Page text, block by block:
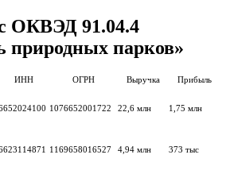
ОКВЭД 91.04.4
природных парков»
ИНН ОГРН Выручка Прибыль
1076652001722 22,6 млн 1,75 млн
1169658016527 4,94 млн 373 тыс